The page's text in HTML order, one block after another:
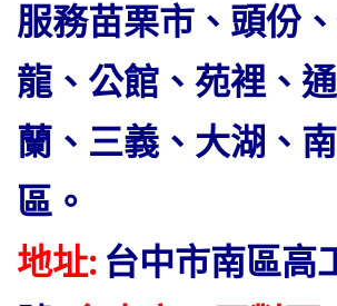
服務苗栗市、頭份
龍、公館、苑裡、
蘭、三義、大湖、
區。
地址: 台中市南區高